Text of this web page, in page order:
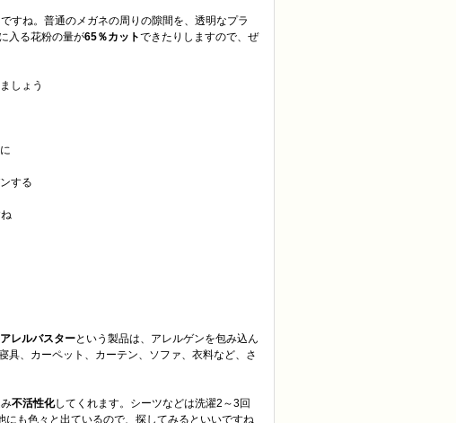
すね。普通のメガネの周りの隙間を、透明なプラ
入る花粉の量が65％カットできたりしますので、ぜ
しょう
する
アレルバスターという製品は、アレルゲンを包み込ん
具、カーペット、カーテン、ソファ、衣料など、さ
不活性化してくれます。シーツなどは洗濯2～3回
にも色々と出ているので、探してみるといいですね